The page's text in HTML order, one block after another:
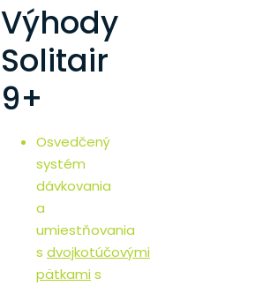
Výhody
Solitair
9+
Osvedčený
systém
dávkovania
a
umiestňovania
s dvojkotúčovými
pätkami s